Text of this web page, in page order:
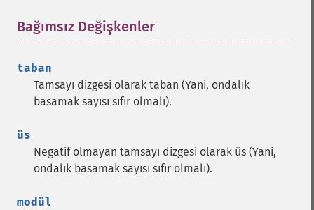
Bağımsız Değişkenler
taban
Tamsayı dizgesi olarak taban (Yani, ondalık
basamak sayısı sıfır olmalı).
üs
Negatif olmayan tamsayı dizgesi olarak üs (Yani,
ondalık basamak sayısı sıfır olmalı).
modül